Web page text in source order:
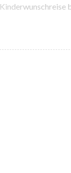
Kinderwunschreise